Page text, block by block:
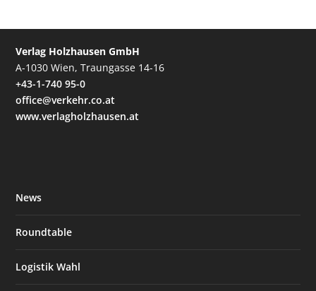
Verlag Holzhausen GmbH
A-1030 Wien, Traungasse 14-16
+43-1-740 95-0
office@verkehr.co.at
www.verlagholzhausen.at
News
Roundtable
Logistik Wahl